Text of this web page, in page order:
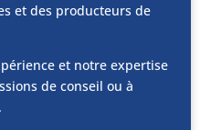
et des producteurs de
et notre expertise
de conseil ou à